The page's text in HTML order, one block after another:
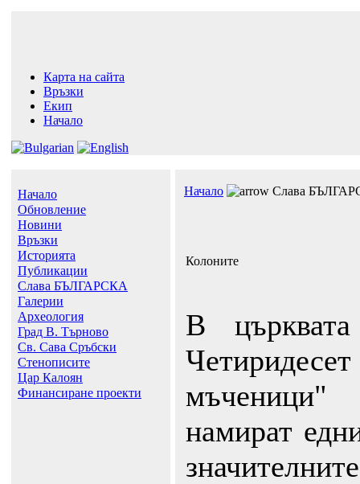
Карта на сайта
Връзки
Екип
Начало
Начало
Обновление
Новини
Връзки
Историята
Публикации
Слава БЪЛГАРСКА
Галерии
Археология
Град В. Търново
Св. Сава Сръбски
Стенописите
Цар Калоян
Финансиране проекти
Начало Слава
Колоните
В
Четиридесет
намират
значителните